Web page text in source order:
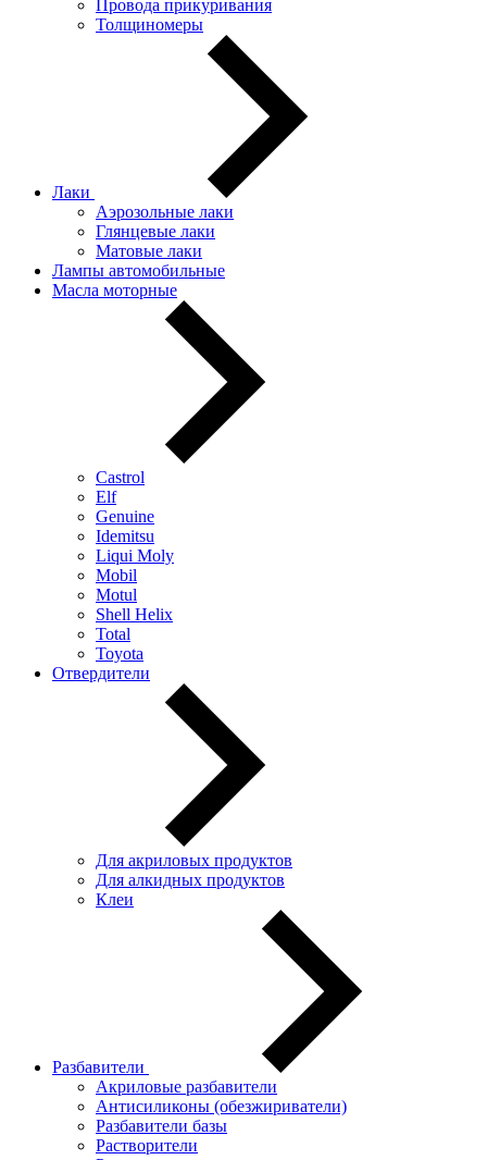
Провода прикуривания
Толщиномеры
Лаки
Аэрозольные лаки
Глянцевые лаки
Матовые лаки
Лампы автомобильные
Масла моторные
Castrol
Elf
Genuine
Idemitsu
Liqui Moly
Mobil
Motul
Shell Helix
Total
Toyota
Отвердители
Для акриловых продуктов
Для алкидных продуктов
Клеи
Разбавители
Акриловые разбавители
Антисиликоны (обезжириватели)
Разбавители базы
Растворители